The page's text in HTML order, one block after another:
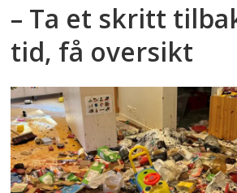
– Ta et skritt
tid, få oversikt